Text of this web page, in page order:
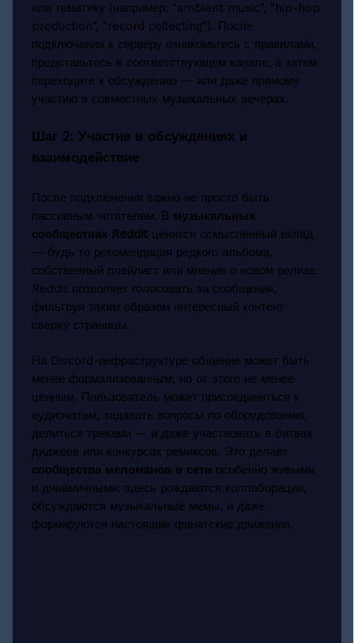
или тематику (например, "ambient music", "hip-hop
production", "record collecting"). После
подключения к серверу ознакомьтесь с правилами,
представьтесь в соответствующем канале, а затем
переходите к обсуждению — или даже прямому
участию в совместных музыкальных вечерах.
Шаг 2: Участие в обсуждениях и
взаимодействие
После подключения важно не просто быть
пассивным читателем. В музыкальных
сообществах Redditценится осмысленный вклад
— будь то рекомендация редкого альбома,
собственный плейлист или мнение о новом релизе.
Reddit позволяет голосовать за сообщения,
фильтруя таким образом интересный контент
сверху страницы.
На Discord-инфраструктуре общение может быть
менее формализованным, но от этого не менее
ценным. Пользователь может присоединиться к
аудиочатам, задавать вопросы по оборудованию,
делиться треками — и даже участвовать в битвах
диджеев или конкурсах ремиксов. Это делает
сообщества меломанов в сети особенно живыми
и динамичными: здесь рождаются коллаборации,
обсуждаются музыкальные мемы, и даже
формируются настоящие фанатские движения.